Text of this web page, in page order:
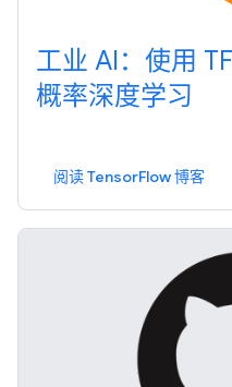
工业 AI：使用
概率深度学习
阅读 TensorFlow 博客